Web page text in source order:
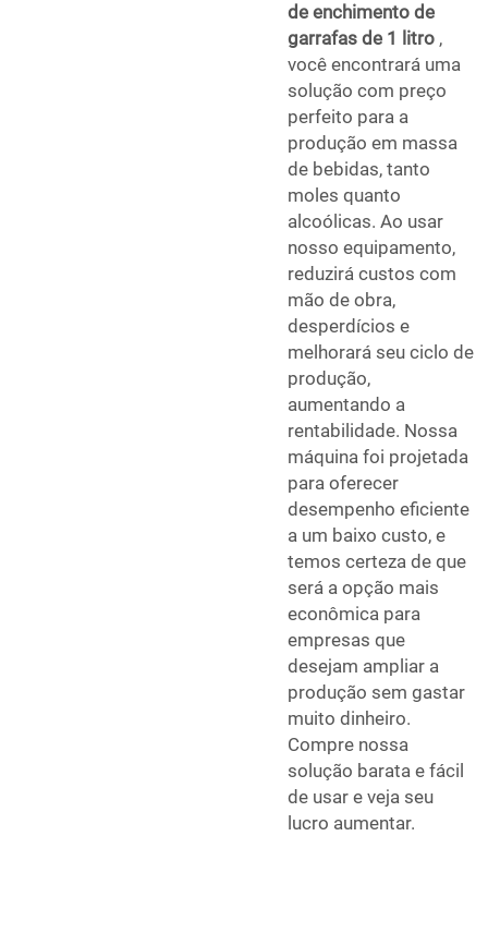
de enchimento de
garrafas de 1 litro ,
você encontrará uma
solução com preço
perfeito para a
produção em massa
de bebidas, tanto
moles quanto
alcoólicas. Ao usar
nosso equipamento,
reduzirá custos com
mão de obra,
desperdícios e
melhorará seu ciclo de
produção,
aumentando a
rentabilidade. Nossa
máquina foi projetada
para oferecer
desempenho eficiente
a um baixo custo, e
temos certeza de que
será a opção mais
econômica para
empresas que
desejam ampliar a
produção sem gastar
muito dinheiro.
Compre nossa
solução barata e fácil
de usar e veja seu
lucro aumentar.